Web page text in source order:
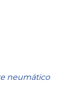
neumático